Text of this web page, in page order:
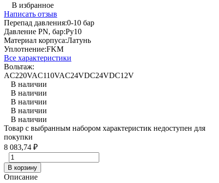
В избранное
Написать отзыв
Перепад давления:0-10 бар
Давление PN, бар:Ру10
Материал корпуса:Латунь
Уплотнение:FKM
Все характеристики
Вольтаж:
AC220VAC110VAC24VDC24VDC12V
В наличии
В наличии
В наличии
В наличии
В наличии
Товар с выбранным набором характеристик недоступен для
покупки
8 083,74 ₽
В корзину
Описание